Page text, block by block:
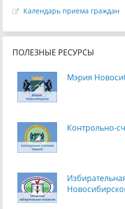
Календарь приема граждан
ПОЛЕЗНЫЕ РЕСУРСЫ
Мэрия
Контрольно-